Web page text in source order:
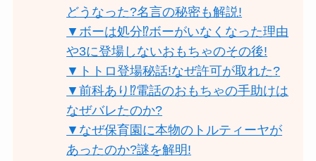
どうなった?名言の秘密も解説!
▼ボーは処分⁉ボーがいなくなった理由
や3に登場しないおもちゃのその後!
▼トトロ登場秘話!なぜ許可が取れた?
▼前科あり⁉︎電話のおもちゃの手助けは
なぜバレたのか?
▼なぜ保育園に本物のトルティーヤが
あったのか?謎を解明!